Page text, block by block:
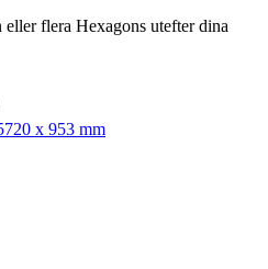
flera Hexagons utefter dina
x 953 mm